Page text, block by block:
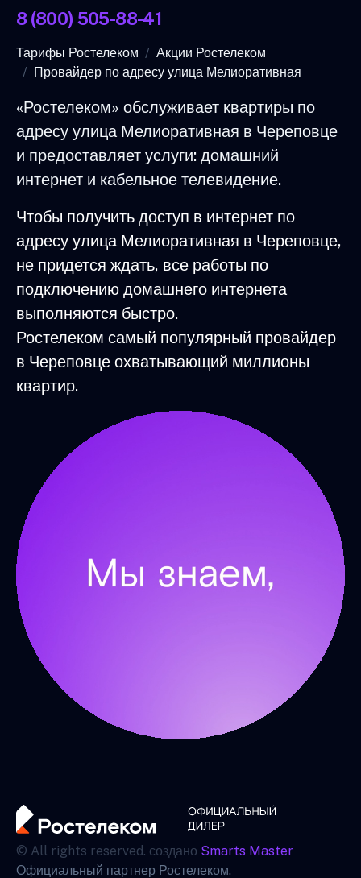
8 (800) 505-88-41
Тарифы Ростелеком
Акции Ростелеком
Провайдер по адресу улица Мелиоративная
«Ростелеком» обслуживает квартиры по
адресу улица Мелиоративная в Череповце
и предоставляет услуги: домашний
интернет и кабельное телевидение.
Чтобы получить доступ в интернет по
адресу улица Мелиоративная в Череповце,
не придется ждать, все работы по
подключению домашнего интернета
выполняются быстро.
Ростелеком самый популярный провайдер
в Череповце охватывающий миллионы
квартир.
© All rights reserved. создано Smarts Master
Официальный партнер Ростелеком.